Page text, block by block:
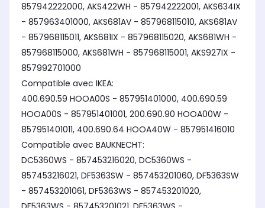
857942222000, AKS422WH - 857942222001, AKS634IX
- 857963401000, AKS681AV - 857968115010, AKS681AV
- 857968115011, AKS681IX - 857968115020, AKS681WH -
857968115000, AKS681WH - 857968115001, AKS927IX -
857992701000
Compatible avec IKEA:
400.690.59 HOOA00S - 857951401000, 400.690.59
HOOA00S - 857951401001, 200.690.90 HOOA00W -
857951401011, 400.690.64 HOOA40W - 857951416010
Compatible avec BAUKNECHT:
DC5360WS - 857453216020, DC5360WS -
857453216021, DF5363SW - 857453201060, DF5363SW
- 857453201061, DF5363WS - 857453201020,